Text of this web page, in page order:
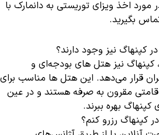
اخذ ویزای توریستی به دانمارک با
بگیرید.
کپنهاگ نیز هتل های بودجه‌ای و
قرار می‌دهد. این هتل ها مناسب برای
مقرون به صرفه هستند و در عین
بهره ببرند.